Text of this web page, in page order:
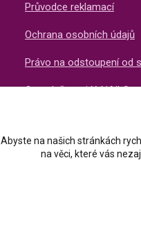
Průvodce reklamací
Ochrana osobních údajů
Právo na odstoupení od
O společnosti X-NAILS
Abyste na našich stránkách
na věci, které vás